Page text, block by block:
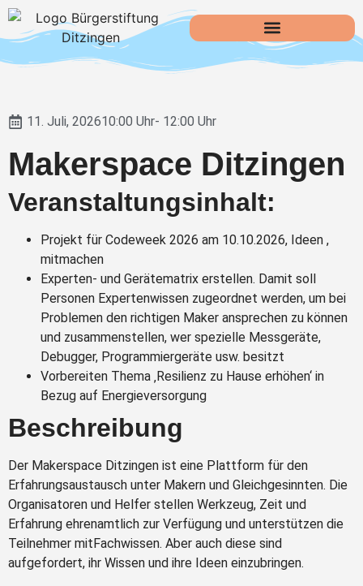
11. Juli, 202610:00 Uhr- 12:00 Uhr
Makerspace Ditzingen
Veranstaltungsinhalt:
Projekt für Codeweek 2026 am 10.10.2026, Ideen ,
mitmachen
Experten- und Gerätematrix erstellen. Damit soll
Personen Expertenwissen zugeordnet werden, um bei
Problemen den richtigen Maker ansprechen zu können
und zusammenstellen, wer spezielle Messgeräte,
Debugger, Programmiergeräte usw. besitzt
Vorbereiten Thema ‚Resilienz zu Hause erhöhen‘ in
Bezug auf Energieversorgung
Beschreibung
Der Makerspace Ditzingen ist eine Plattform für den
Erfahrungsaustausch unter Makern und Gleichgesinnten. Die
Organisatoren und Helfer stellen Werkzeug, Zeit und
Erfahrung ehrenamtlich zur Verfügung und unterstützen die
Teilnehmer mitFachwissen. Aber auch diese sind
aufgefordert, ihr Wissen und ihre Ideen einzubringen.